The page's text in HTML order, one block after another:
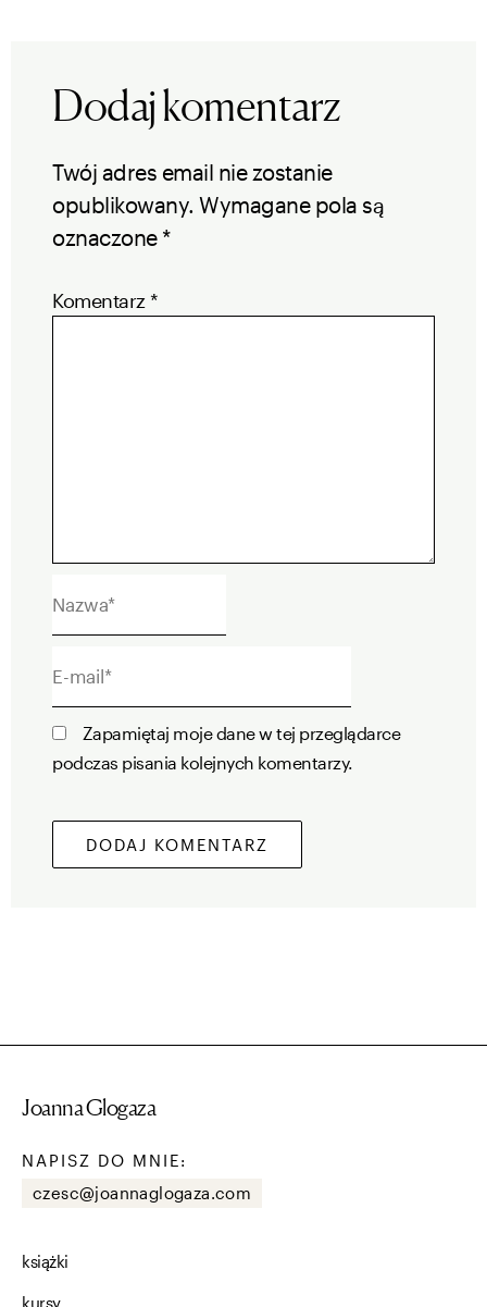
Dodaj komentarz
Twój adres email nie zostanie
opublikowany. Wymagane pola są
oznaczone *
Komentarz *
mail*
Zapamiętaj moje dane w tej przeglądarce
podczas pisania kolejnych komentarzy.
Joanna Glogaza
NAPISZ DO MNIE:
czesc@joannaglogaza.com
książki
kursy